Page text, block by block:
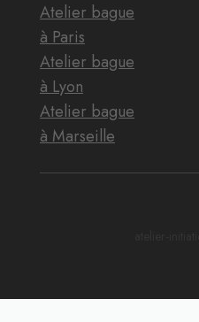
Atelier bague
à Paris
Atelier bague
à Lyon
Atelier bague
à Marseille